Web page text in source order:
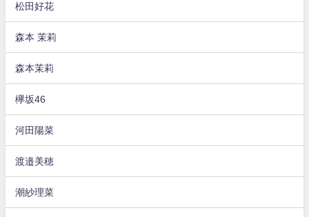
松田好花
森本 茉莉
森本茉莉
欅坂46
河田陽菜
渡邉美穂
潮紗理菜